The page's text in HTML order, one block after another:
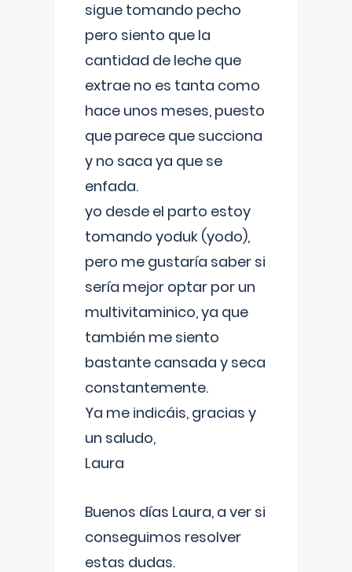
sigue tomando pecho
pero siento que la
cantidad de leche que
extrae no es tanta como
hace unos meses, puesto
que parece que succiona
y no saca ya que se
enfada.
yo desde el parto estoy
tomando yoduk (yodo),
pero me gustaría saber si
sería mejor optar por un
multivitaminico, ya que
también me siento
bastante cansada y seca
constantemente.
Ya me indicáis, gracias y
un saludo,
Laura
Buenos días Laura, a ver si
conseguimos resolver
estas dudas.